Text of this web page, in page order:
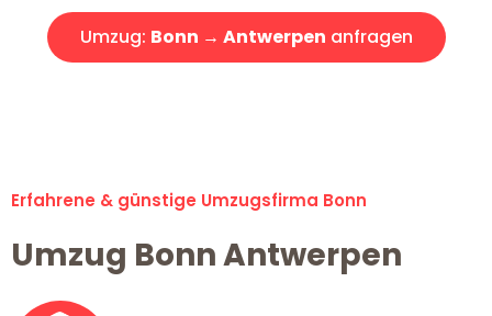
Umzug: Bonn → Antwerpen anfragen
Erfahrene & günstige Umzugsfirma Bonn
Umzug Bonn Antwerpen